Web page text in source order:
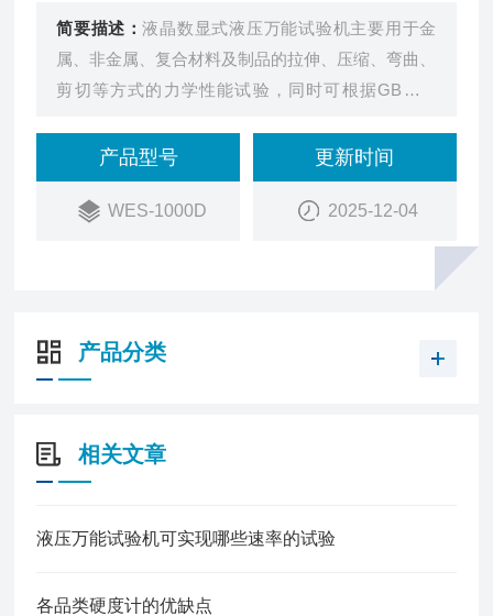
简要描述：液晶数显式液压万能试验机主要用于金
属、非金属、复合材料及制品的拉伸、压缩、弯曲、
剪切等方式的力学性能试验，同时可根据GB、IS
验和数据处理。广泛应用于航空航天、机械制造、电
线电缆、橡胶塑料、建材等行业的材料检验分析，是
科研院所、大专院校、工矿企业、技术监督、商检仲
产品型号
WES-1000D
更新时间
2025-12-04
产品分类
相关文章
液压万能试验机可实现哪些速率的试验
各品类硬度计的优缺点